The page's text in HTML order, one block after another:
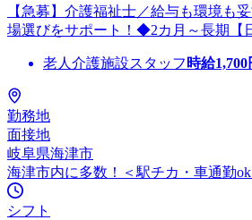
【急募】介護福祉士／給与も環境も
場選びをサポート！◆2カ月～長期【
老人介護施設スタッフ 時給1,700
勤務地
面接地
岐阜県海津市
海津市内に多数！＜駅チカ・車通勤ok
シフト